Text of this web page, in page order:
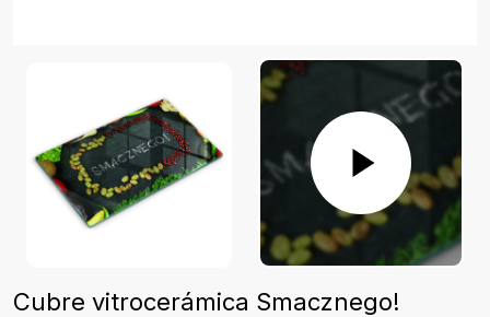
Cubre vitrocerámica Smacznego!